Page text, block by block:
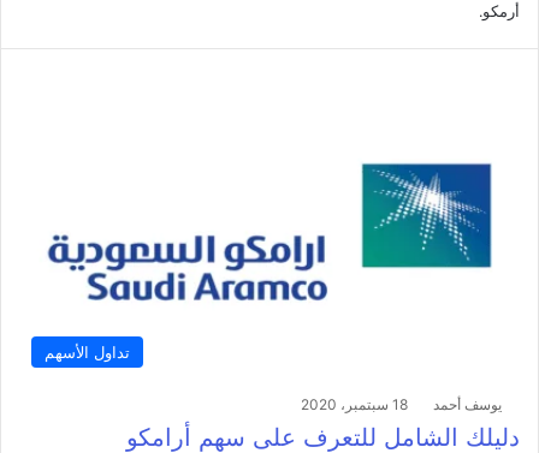
أرمكو.
تداول الأسهم
يوسف أحمد 18 سبتمبر، 2020
دليلك الشامل للتعرف على سهم أرامكو